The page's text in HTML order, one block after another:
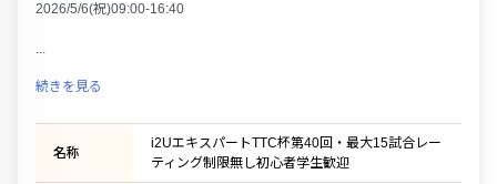
2026/5/6(祝)09:00-16:40
...
続きを見る
名称
i2UエキスパートTTC杯第40回・最大15試合レー
ティング制限無し初心者学生歓迎